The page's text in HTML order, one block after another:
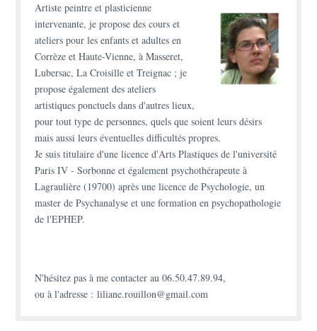
Artiste peintre et plasticienne
intervenante, je propose descours et
ateliers pour les enfants et adultes en
Corrèze et Haute-Vienne, à Masseret,
Lubersac, La Croisille et Treignac ; je
propose également desateliers
artistiques ponctuels dans d'autres lieux,
pour tout type de personnes, quels que soient leurs désirs
mais aussi leurs éventuelles difficultés propres.
Je suis titulaire d'unelicence d'Arts Plastiques de l'université
Paris IV - Sorbonne et égalementpsychothérapeute à
Lagraulière (19700) après une licence de Psychologie, un
master de Psychanalyse et une formation en psychopathologie
de l'EPHEP.
N'hésitez pas àme contacter au 06.50.47.89.94,
ou à l'adresse : liliane.rouillon@gmail.com